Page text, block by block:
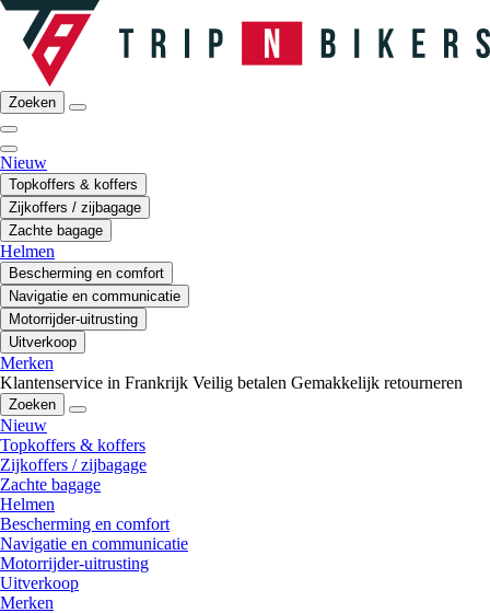
Zoeken
Nieuw
Topkoffers & koffers
Zijkoffers / zijbagage
Zachte bagage
Helmen
Bescherming en comfort
Navigatie en communicatie
Motorrijder-uitrusting
Uitverkoop
Merken
Klantenservice in Frankrijk Veilig betalen Gemakkelijk retourneren
Zoeken
Nieuw
Topkoffers & koffers
Zijkoffers / zijbagage
Zachte bagage
Helmen
Bescherming en comfort
Navigatie en communicatie
Motorrijder-uitrusting
Uitverkoop
Merken